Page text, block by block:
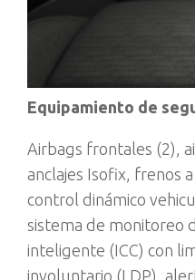
Equipamiento de
Airbags frontales (2),
anclajes Isofix, frenos
control dinámico
sistema de monitoreo
inteligente (ICC) con
involuntario (LDP),